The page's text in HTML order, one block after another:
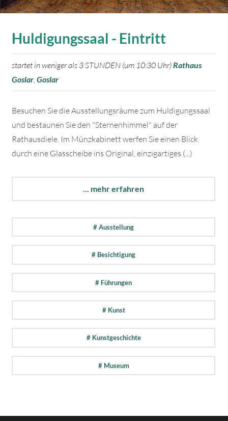
Huldigungssaal - Eintritt
startet in weniger als 3 STUNDEN (um 10:30 Uhr) Rathaus
Goslar Goslar
Besuchen Sie die Ausstellungsräume zum Huldigungssaal
und bestaunen Sie den "Sternenhimmel" auf der
Rathausdiele. Im Münzkabinett werfen Sie einen Blick
durch eine Glasscheibe ins Original, einzigartiges (...)
... mehr erfahren
# Ausstellung
# Besichtigung
# Führungen
# Kunst
# Kunstgeschichte
# Museum